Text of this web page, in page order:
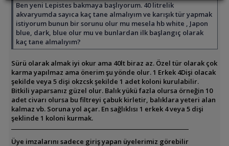
Ben yeni Lepistes bakmaya başlıyorum. 40 litrelik
akvaryumda sayıca kaç tane almalıyım ve karışık tür yapmak
istiyorum bunun bir sorunu olur mu mesela hb white , Japon
blue, dark, blue olur mu ve bunlardan ilk başlangıç olarak
kaç tane almalıyım?
Sürü olarak almak iyi okur ama 40lt biraz az. Özel tür olarak çok
karma yapılmaz ama önerim şu yönde olur. 1 Erkek 4Dişi olacak
şekilde veya 5 dişi okzcsk şekilde 1 adet koloni kurulabilir.
Bitkili yaparsanız güzel olur. Balık yükü fazla olursa örneğin 10
adet civarı olursa bu filtreyi çabuk kirletir, balıklara yeteri alan
kalmaz vb. Soruna yol açar. En sağlıklısı 1 erkek 4 veya 5 dişi
şeklinde 1 koloni kurmak.
Üye imzalarını sadece giriş yapan üyelerimiz görebilir